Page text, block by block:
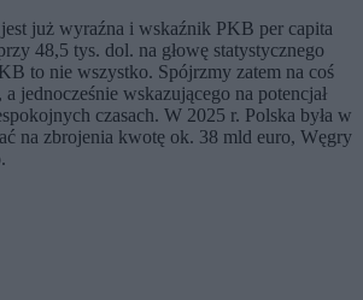
już wyraźna i wskaźnik PKB per capita
48,5 tys. dol. na głowę statystycznego
to nie wszystko. Spójrzmy zatem na coś
jednocześnie wskazującego na potencjał
czasach. W 2025 r. Polska była w
na zbrojenia kwotę ok. 38 mld euro, Węgry